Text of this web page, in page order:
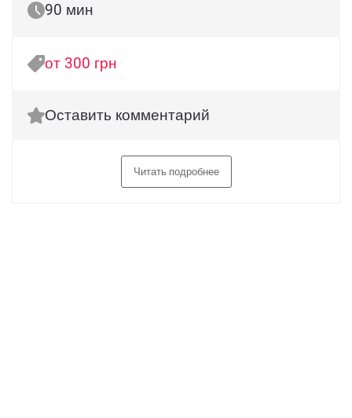
90 мин
от 300 грн
Оставить комментарий
Читать подробнее